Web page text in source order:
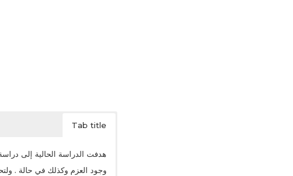
Tab title
هدفت الدراسة الحالية إلى
وجود العزم وكذلك في حالة .